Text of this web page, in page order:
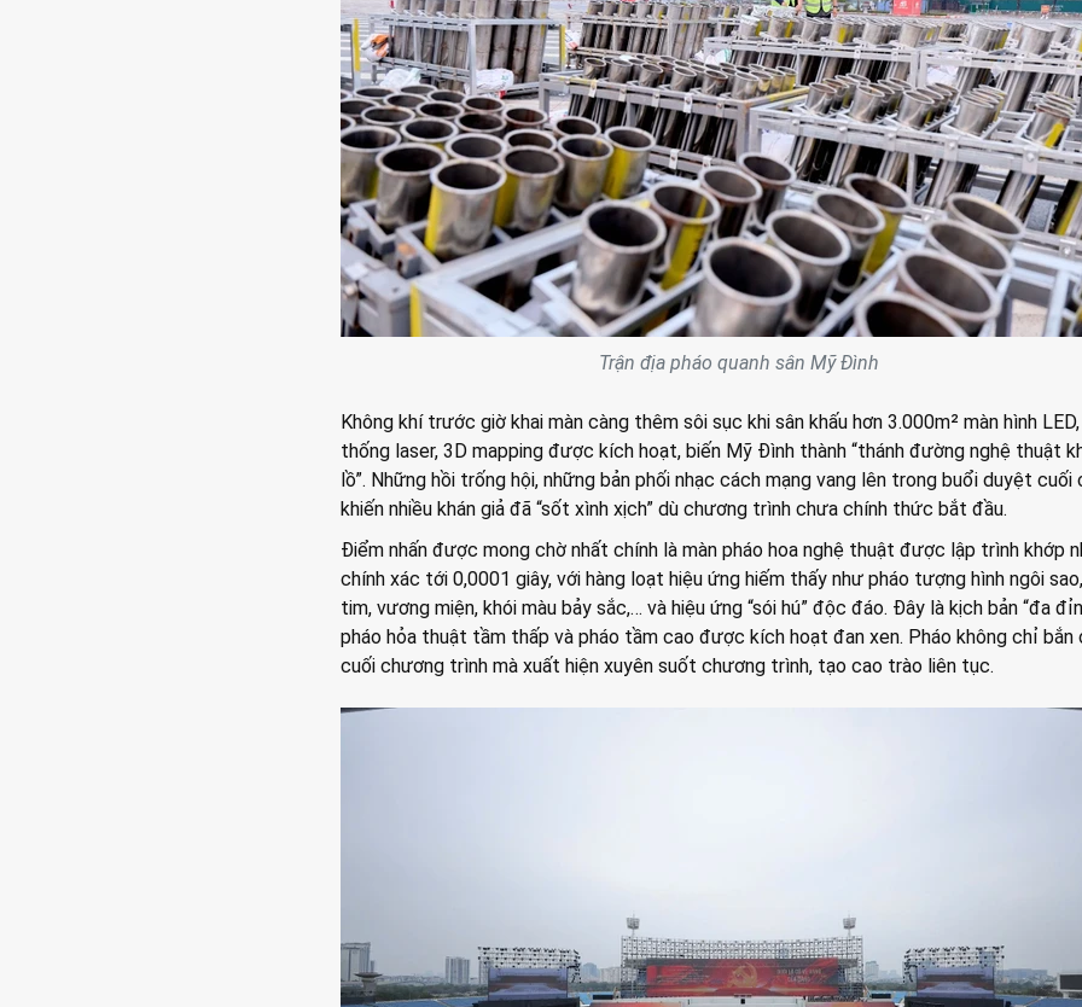
Trận địa pháo quanh sân Mỹ Đình
Không khí trước giờ khai màn càng thêm sôi sục khi sân khấu hơn 3.000m² màn hình
thống laser, 3D mapping được kích hoạt, biến Mỹ Đình thành “thánh đường nghệ thuật
lồ”. Những hồi trống hội, những bản phối nhạc cách mạng vang lên trong buổi duyệt cuối
khiến nhiều khán giả đã “sốt xình xịch” dù chương trình chưa chính thức bắt đầu.
Điểm nhấn được mong chờ nhất chính là màn pháo hoa nghệ thuật được lập trình khớp
chính xác tới 0,0001 giây, với hàng loạt hiệu ứng hiếm thấy như pháo tượng hình ngôi
tim, vương miện, khói màu bảy sắc,… và hiệu ứng “sói hú” độc đáo. Đây là kịch bản “đa
pháo hỏa thuật tầm thấp và pháo tầm cao được kích hoạt đan xen. Pháo không chỉ bắn
cuối chương trình mà xuất hiện xuyên suốt chương trình, tạo cao trào liên tục.